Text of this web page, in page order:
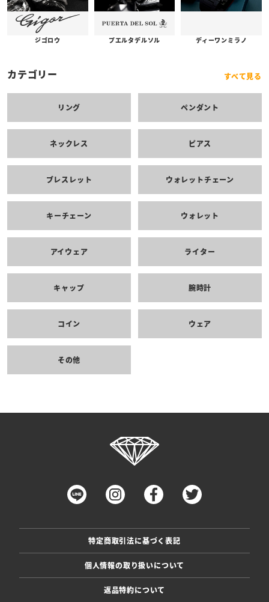
ジゴロウ プエルタデルソル ディーワンミラノ
カテゴリー すべて見る
リング ペンダント
ネックレス ピアス
ブレスレット ウォレットチェーン
キーチェーン ウォレット
アイウェア ライター
キャップ 腕時計
コイン ウェア
その他
特定商取引法に基づく表記
個人情報の取り扱いについて
返品特約について